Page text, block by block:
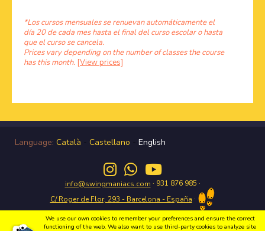
*Los cursos mensuales se renuevan automáticamente el
día 20 de cada mes hasta el final del curso escolar o hasta
que el curso se cancela.
Prices vary depending on the number of classes the course
has this month. [View prices]
Language: Català - Castellano - English
info@swingmaniacs.com · 931 876 985 ·
C/ Roger de Flor, 293 - Barcelona - España ·
We use our own cookies to remember your preferences and ensure the correct
functioning of the web. We also want to use third-party cookies to analyze site